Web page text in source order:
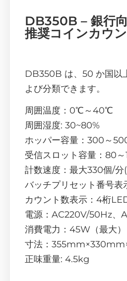
DB350B – 銀行
推奨コインカウ
DB350B は、50 か国以
よび分類できます。
周囲温度：0℃～40℃
周囲湿度: 30~80%
ホッパー容量：300～
受信スロット容量：80～
計数速度：最大330個/分
バッチプリセット番号表
カウント数表示：4桁
電源：AC220V/50Hz、
消費電力：45W（最大）
寸法：
正味重量: 4.5kg